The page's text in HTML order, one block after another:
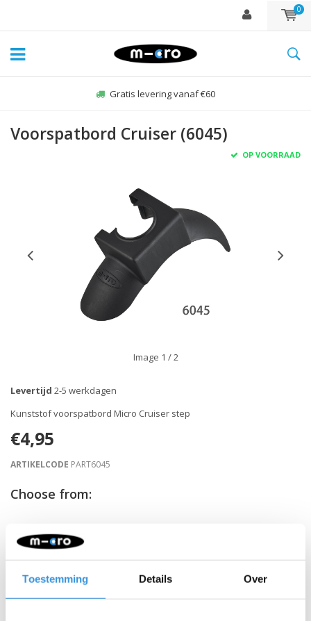
Toestemming Details Over
0
Gratis levering vanaf €60
Voorspatbord Cruiser (6045)
OP VOORRAAD
Image 1 / 2
Levertijd 2-5 werkdagen
Kunststof voorspatbord Micro Cruiser step
€4,95
ARTIKELCODE PART6045
Choose from:
- +
Gratis verzending vanaf €60